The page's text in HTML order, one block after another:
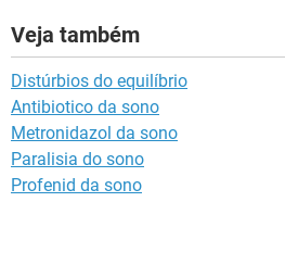
Veja também
Distúrbios do equilíbrio
Antibiotico da sono
Metronidazol da sono
Paralisia do sono
Profenid da sono